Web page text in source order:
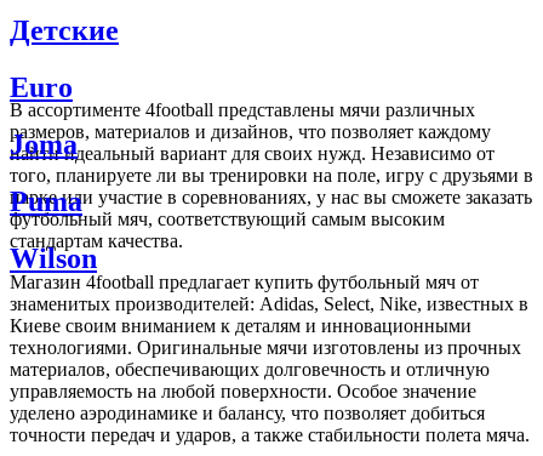
Детские
Euro
Joma
Puma
Wilson
В ассортименте 4football представлены мячи различных
размеров, материалов и дизайнов, что позволяет каждому
найти идеальный вариант для своих нужд. Независимо от
того, планируете ли вы тренировки на поле, игру с друзьями в
парке или участие в соревнованиях, у нас вы сможете заказать
футбольный мяч, соответствующий самым высоким
стандартам качества.
Магазин 4football предлагает купить футбольный мяч от
знаменитых производителей: Adidas, Select, Nike, известных в
Киеве своим вниманием к деталям и инновационными
технологиями. Оригинальные мячи изготовлены из прочных
материалов, обеспечивающих долговечность и отличную
управляемость на любой поверхности. Особое значение
уделено аэродинамике и балансу, что позволяет добиться
точности передач и ударов, а также стабильности полета мяча.